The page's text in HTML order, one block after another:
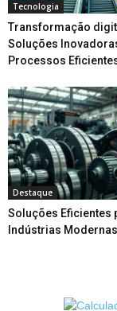
Tecnologia
Transformação
Soluções
Processos
Destaque
Soluções Eficientes
Indústrias Modernas